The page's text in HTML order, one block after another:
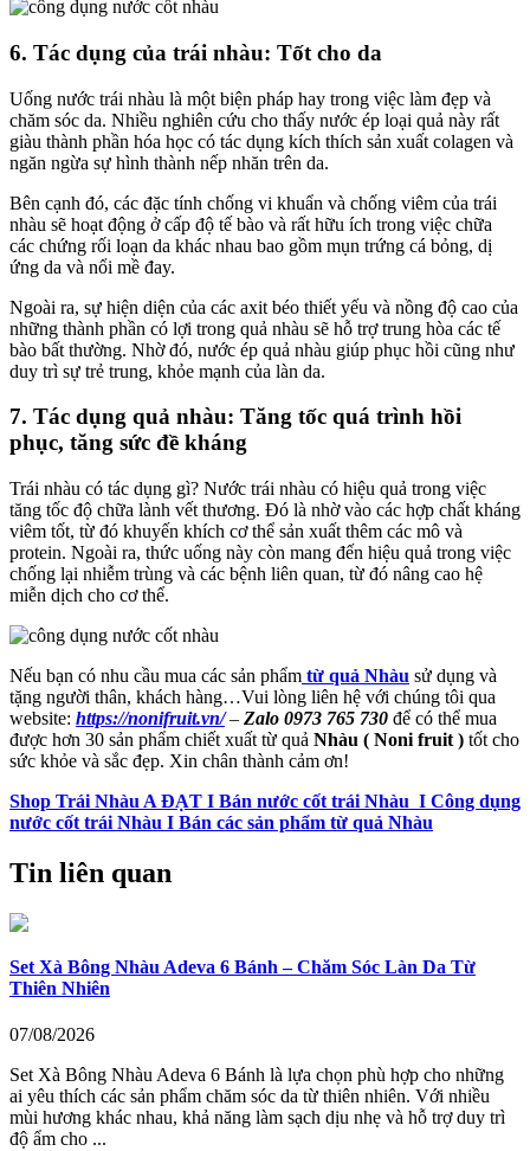
6. Tác dụng của trái nhàu: Tốt cho da
Uống nước trái nhàu là một biện pháp hay trong việc làm đẹp và
chăm sóc da. Nhiều nghiên cứu cho thấy nước ép loại quả này rất
giàu thành phần hóa học có tác dụng kích thích sản xuất colagen và
ngăn ngừa sự hình thành nếp nhăn trên da.
Bên cạnh đó, các đặc tính chống vi khuẩn và chống viêm của trái
nhàu sẽ hoạt động ở cấp độ tế bào và rất hữu ích trong việc chữa
các chứng rối loạn da khác nhau bao gồm mụn trứng cá bỏng, dị
ứng da và nổi mề đay.
Ngoài ra, sự hiện diện của các axit béo thiết yếu và nồng độ cao của
những thành phần có lợi trong quả nhàu sẽ hỗ trợ trung hòa các tế
bào bất thường. Nhờ đó, nước ép quả nhàu giúp phục hồi cũng như
duy trì sự trẻ trung, khỏe mạnh của làn da.
7. Tác dụng quả nhàu: Tăng tốc quá trình hồi
phục, tăng sức đề kháng
Trái nhàu có tác dụng gì? Nước trái nhàu có hiệu quả trong việc
tăng tốc độ chữa lành vết thương. Đó là nhờ vào các hợp chất kháng
viêm tốt, từ đó khuyến khích cơ thể sản xuất thêm các mô và
protein. Ngoài ra, thức uống này còn mang đến hiệu quả trong việc
chống lại nhiễm trùng và các bệnh liên quan, từ đó nâng cao hệ
miễn dịch cho cơ thể.
Nếu bạn có nhu cầu mua các sản phẩm từ quả Nhàu sử dụng và
tặng người thân, khách hàng…Vui lòng liên hệ với chúng tôi qua
website: https://nonifruit.vn/– Zalo 0973 765 730 để có thể mua
được hơn 30 sản phẩm chiết xuất từ quả Nhàu ( Noni fruit ) tốt cho
sức khỏe và sắc đẹp. Xin chân thành cảm ơn!
Shop Trái Nhàu A ĐẠT I Bán nước cốt trái Nhàu I Công dụng
nước cốt trái Nhàu I Bán các sản phẩm từ quả Nhàu
Tin liên quan
Set Xà Bông Nhàu Adeva 6 Bánh – Chăm Sóc Làn Da Từ
Thiên Nhiên
07/08/2026
Set Xà Bông Nhàu Adeva 6 Bánh là lựa chọn phù hợp cho những
ai yêu thích các sản phẩm chăm sóc da từ thiên nhiên. Với nhiều
mùi hương khác nhau, khả năng làm sạch dịu nhẹ và hỗ trợ duy trì
độ ẩm cho ...